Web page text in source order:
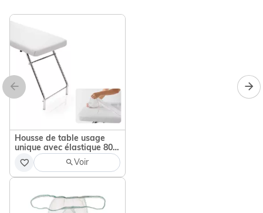
Voir
Housse de table usage
unique avec élastique 80 x
190 cm
Voir